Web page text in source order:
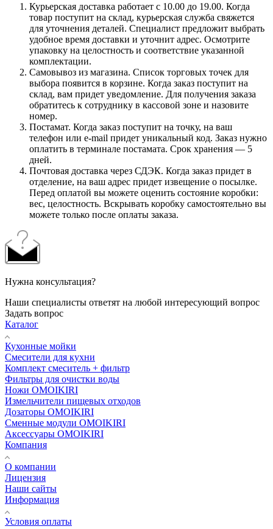
Курьерская доставка работает с 10.00 до 19.00. Когда
товар поступит на склад, курьерская служба свяжется
для уточнения деталей. Специалист предложит выбрать
удобное время доставки и уточнит адрес. Осмотрите
упаковку на целостность и соответствие указанной
комплектации.
Самовывоз из магазина. Список торговых точек для
выбора появится в корзине. Когда заказ поступит на
склад, вам придет уведомление. Для получения заказа
обратитесь к сотруднику в кассовой зоне и назовите
номер.
Постамат. Когда заказ поступит на точку, на ваш
телефон или e-mail придет уникальный код. Заказ нужно
оплатить в терминале постамата. Срок хранения — 5
дней.
Почтовая доставка через СДЭК. Когда заказ придет в
отделение, на ваш адрес придет извещение о посылке.
Перед оплатой вы можете оценить состояние коробки:
вес, целостность. Вскрывать коробку самостоятельно вы
можете только после оплаты заказа.
Нужна консультация?
Наши специалисты ответят на любой интересующий вопрос
Задать вопрос
Каталог
Кухонные мойки
Смесители для кухни
Комплект смеситель + фильтр
Фильтры для очистки воды
Ножи OMOIKIRI
Измельчители пищевых отходов
Дозаторы OMOIKIRI
Cменные модули OMOIKIRI
Аксессуары OMOIKIRI
Компания
О компании
Лицензия
Наши сайты
Информация
Условия оплаты